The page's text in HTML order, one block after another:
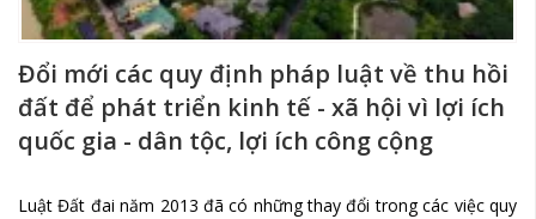
Đổi mới các quy định pháp luật về thu hồi
đất để phát triển kinh tế - xã hội vì lợi ích
quốc gia - dân tộc, lợi ích công cộng
Luật Đất đai năm 2013 đã có những thay đổi trong các việc quy